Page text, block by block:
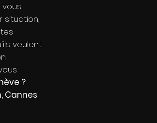
situation,
veulent.
?
Cannes